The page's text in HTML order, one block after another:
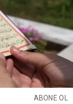
ABONE OL